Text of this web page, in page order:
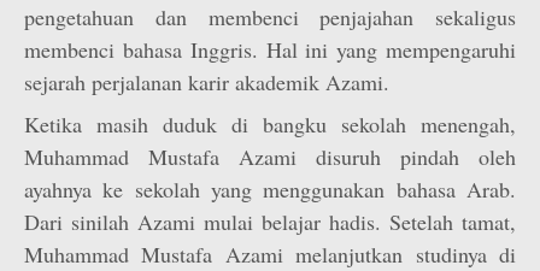
pengetahuan dan membenci penjajahan sekaligus
membenci bahasa Inggris. Hal ini yang mempengaruhi
sejarah perjalanan karir akademik Azami.
Ketika masih duduk di bangku sekolah menengah,
Muhammad Mustafa Azami disuruh pindah oleh
ayahnya ke sekolah yang menggunakan bahasa Arab.
Dari sinilah Azami mulai belajar hadis. Setelah tamat,
Muhammad Mustafa Azami melanjutkan studinya di